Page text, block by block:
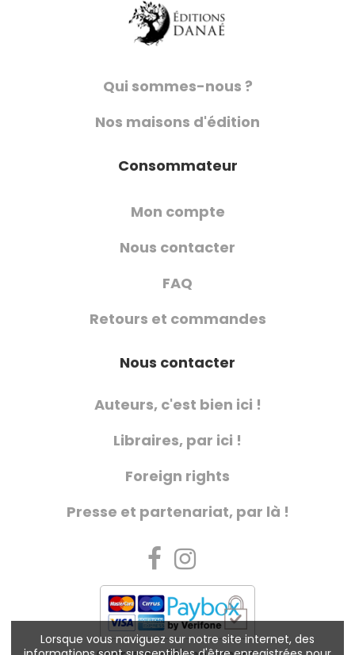
Lorsque vous naviguez sur notre site internet, des
Qui sommes-nous ?
Nos maisons d'édition
Consommateur
Mon compte
Nous contacter
FAQ
Retours et commandes
Nous contacter
Auteurs, c'est bien ici !
Libraires, par ici !
Foreign rights
Presse et partenariat, par là !